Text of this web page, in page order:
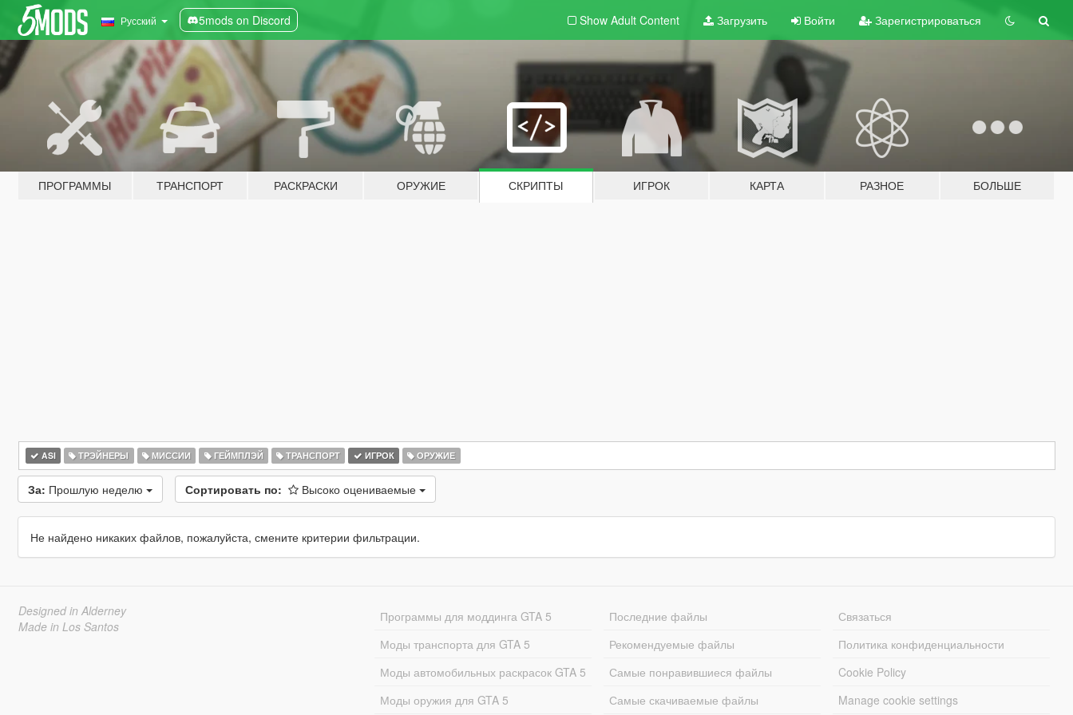
Русский 5mods on Discord Show Adult Content Загрузить Войти Зарегистрироваться
ПРОГРАММЫ ТРАНСПОРТ РАСКРАСКИ ОРУЖИЕ СКРИПТЫ ИГРОК КАРТА РАЗНОЕ БОЛЬШЕ
ASI ТРЭЙНЕРЫ МИССИИ ГЕЙМПЛЭЙ ТРАНСПОРТ ИГРОК ОРУЖИЕ
За: Прошлую неделю Сортировать по: Высоко оцениваемые
Не найдено никаких файлов, пожалуйста, смените критерии фильтрации.
Designed in Alderney
Made in Los Santos
Программы для моддинга GTA 5
Моды транспорта для GTA 5
Моды автомобильных раскрасок GTA 5
Моды оружия для GTA 5
Последние файлы
Рекомендуемые файлы
Самые понравившиеся файлы
Самые скачиваемые файлы
Связаться
Политика конфиденциальности
Cookie Policy
Manage cookie settings